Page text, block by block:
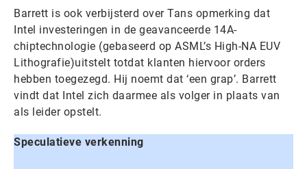
Barrett is ook verbijsterd over Tans opmerking dat
Intel investeringen in de geavanceerde 14A-
chiptechnologie (gebaseerd op ASML’s High-NA EUV
Lithografie)uitstelt totdat klanten hiervoor orders
hebben toegezegd. Hij noemt dat ‘een grap’. Barrett
vindt dat Intel zich daarmee als volger in plaats van
als leider opstelt.
Speculatieve verkenning